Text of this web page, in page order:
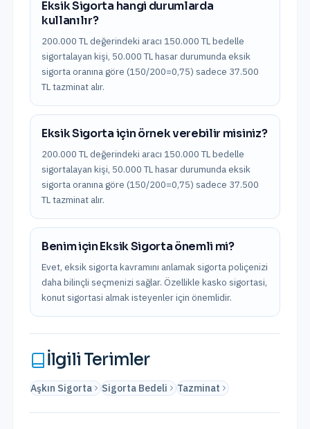
Eksik Sigorta hangi durumlarda
kullanılır?
200.000 TL değerindeki aracı 150.000 TL bedelle
sigortalayan kişi, 50.000 TL hasar durumunda eksik
sigorta oranına göre (150/200=0,75) sadece 37.500
TL tazminat alır.
Eksik Sigorta için örnek verebilir misiniz?
200.000 TL değerindeki aracı 150.000 TL bedelle
sigortalayan kişi, 50.000 TL hasar durumunda eksik
sigorta oranına göre (150/200=0,75) sadece 37.500
TL tazminat alır.
Benim için Eksik Sigorta önemli mi?
Evet, eksik sigorta kavramını anlamak sigorta poliçenizi
daha bilinçli seçmenizi sağlar. Özellikle kasko sigortasi,
konut sigortasi almak isteyenler için önemlidir.
İlgili Terimler
Aşkın Sigorta Sigorta Bedeli Tazminat